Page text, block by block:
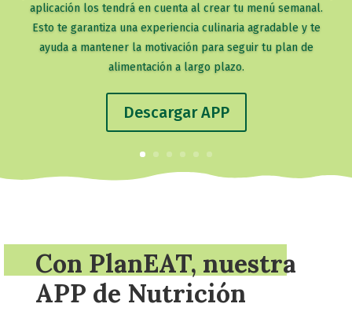
aplicación los tendrá en cuenta al crear tu menú semanal.
Esto te garantiza una experiencia culinaria agradable y te
ayuda a mantener la motivación para seguir tu plan de
alimentación a largo plazo.
Descargar APP
Con PlanEAT, nuestra
APP de Nutrición